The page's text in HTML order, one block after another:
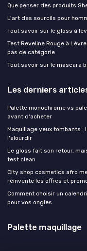
Que penser des produits
L'art des sourcils pour
Tout savoir sur le gloss à
Test Reveline Rouge à
pas de catégorie
Tout savoir sur le mascara
Les derniers
Palette monochrome vs
avant d'acheter
Maquillage yeux tombants :
l'alourdir
Le gloss fait son retour,
test clean
City shop cosmetics afro
réinvente les offres et
Comment choisir un
pour vos ongles
Palette maquillage